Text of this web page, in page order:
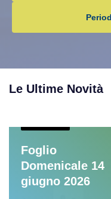
Le Ultime Novità
Foglio
Domenicale 14
giugno 2026